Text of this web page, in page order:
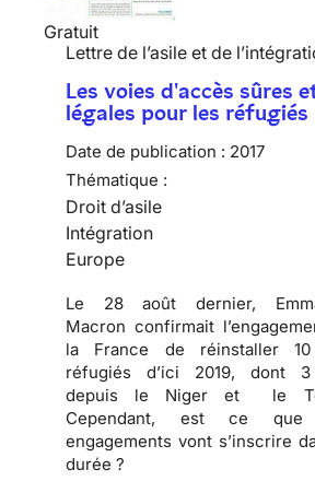
Gratuit
Lettre de l’asile et de
Les voies d'accès sûres
légales pour les réfugiés
Date de publication : 2017
Thématique :
Droit d’asile
Intégration
Europe
Le 28 août dernier,
Macron confirmait
la France de réinstaller
réfugiés d’ici 2019, dont
depuis le Niger et le
Cependant, est ce
engagements vont s’inscrire
durée ?